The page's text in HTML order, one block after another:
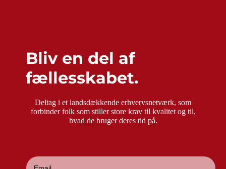
Bliv en del af
fællesskabet.
Deltag i et landsdækkende erhvervsnetværk, som
forbinder folk som stiller store krav til kvalitet og til,
hvad de bruger deres tid på.